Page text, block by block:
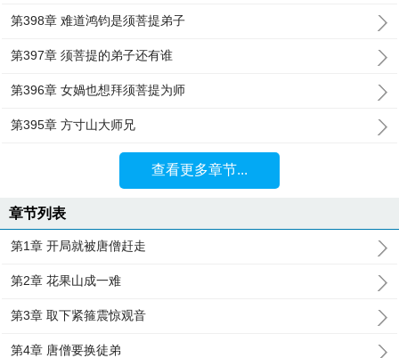
第398章 难道鸿钧是须菩提弟子
第397章 须菩提的弟子还有谁
第396章 女媧也想拜须菩提为师
第395章 方寸山大师兄
查看更多章节...
章节列表
第1章 开局就被唐僧赶走
第2章 花果山成一难
第3章 取下紧箍震惊观音
第4章 唐僧要换徒弟